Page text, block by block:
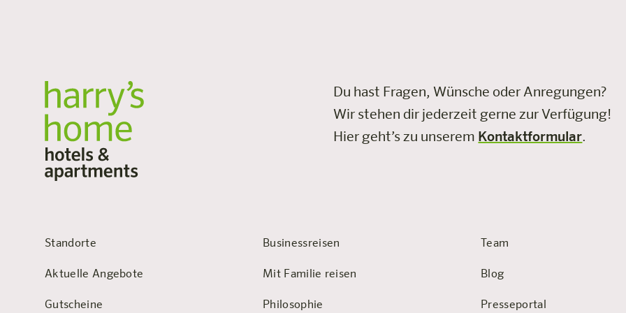
Du hast Fragen, Wünsche oder Anregungen?
Wir stehen dir jederzeit gerne zur Verfügung!
Hier geht’s zu unserem Kontaktformular.
Standorte
Aktuelle Angebote
Gutscheine
Businessreisen
Mit Familie reisen
Philosophie
Team
Blog
Presseportal